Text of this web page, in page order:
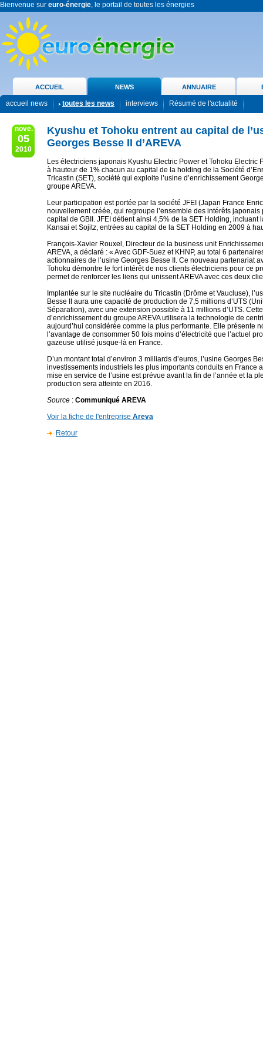
Bienvenue sur euro-énergie, le portail de toutes les énergies
ACCUEIL NEWS ANNUAIRE
accueil news toutes les news interviews Résumé de l'actualité
nove.
05
2010
Kyushu et Tohoku entrent au capital de
Georges Besse II d’AREVA
Les électriciens japonais Kyushu Electric Power et Tohoku Electric
à hauteur de 1% chacun au capital de la holding de la Société
Tricastin (SET), société qui exploite l’usine d’enrichissement
groupe AREVA.
Leur participation est portée par la société JFEI (Japan France
nouvellement créée, qui regroupe l’ensemble des intérêts japonais
capital de GBII. JFEI détient ainsi 4,5% de la SET Holding, incluant
Kansai et Sojitz, entrées au capital de la SET Holding en 2009 à
François-Xavier Rouxel, Directeur de la business unit
AREVA, a déclaré : « Avec GDF-Suez et KHNP, au total 6
actionnaires de l’usine Georges Besse II. Ce nouveau partenariat
Tohoku démontre le fort intérêt de nos clients électriciens pour ce
permet de renforcer les liens qui unissent AREVA avec ces deux
Implantée sur le site nucléaire du Tricastin (Drôme et Vaucluse),
Besse II aura une capacité de production de 7,5 millions d’UTS
Séparation), avec une extension possible à 11 millions d’UTS.
d’enrichissement du groupe AREVA utilisera la technologie de
aujourd’hui considérée comme la plus performante. Elle présente
l’avantage de consommer 50 fois moins d’électricité que l’actuel
gazeuse utilisé jusque-là en France.
D’un montant total d’environ 3 milliards d’euros, l’usine Georges
investissements industriels les plus importants conduits en France
mise en service de l’usine est prévue avant la fin de l’année et la
production sera atteinte en 2016.
Source : Communiqué AREVA
Voir la fiche de l'entreprise Areva
Retour